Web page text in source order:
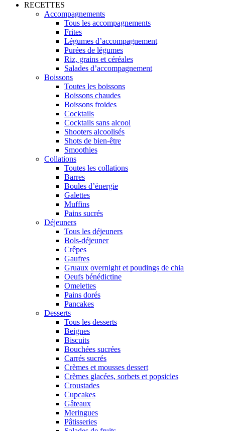
RECETTES
Accompagnements
Tous les accompagnements
Frites
Légumes d’accompagnement
Purées de légumes
Riz, grains et céréales
Salades d’accompagnement
Boissons
Toutes les boissons
Boissons chaudes
Boissons froides
Cocktails
Cocktails sans alcool
Shooters alcoolisés
Shots de bien-être
Smoothies
Collations
Toutes les collations
Barres
Boules d’énergie
Galettes
Muffins
Pains sucrés
Déjeuners
Tous les déjeuners
Bols-déjeuner
Crêpes
Gaufres
Gruaux overnight et poudings de chia
Oeufs bénédictine
Omelettes
Pains dorés
Pancakes
Desserts
Tous les desserts
Beignes
Biscuits
Bouchées sucrées
Carrés sucrés
Crèmes et mousses dessert
Crèmes glacées, sorbets et popsicles
Croustades
Cupcakes
Gâteaux
Meringues
Pâtisseries